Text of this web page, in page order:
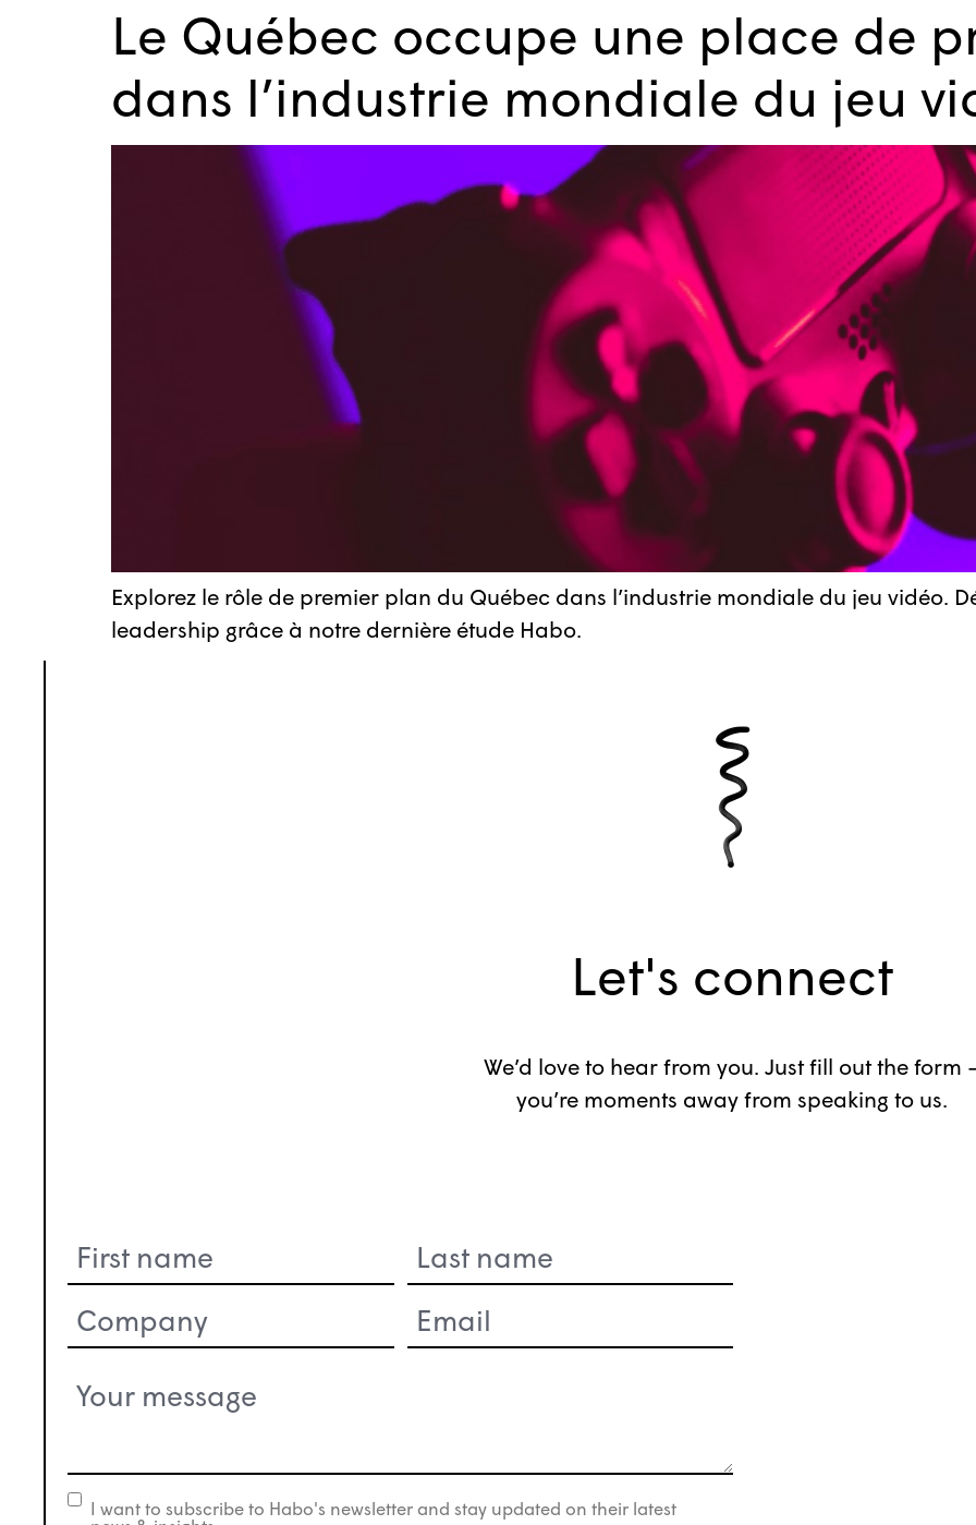
Le Québec occupe une place de
dans l’industrie mondiale du jeu
Explorez le rôle de premier plan du Québec dans l’industrie mondiale du jeu vidéo.
leadership grâce à notre dernière étude Habo.
Let's connect
We’d love to hear from you. Just fill out the form
you’re moments away from speaking to us.
Name
(Nécessaire)
Company
(Nécessaire)
Email
message
newsletter
I want to subscribe to Habo's newsletter and stay updated on their latest